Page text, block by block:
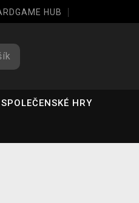
HUB
SPOLEČENSKÉ HRY